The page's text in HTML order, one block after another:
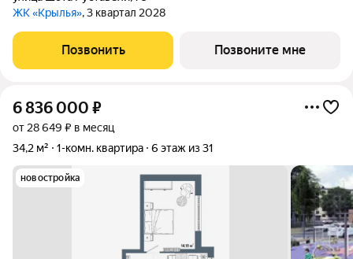
ЖК «Крылья», 3 квартал 2028
Позвонить Позвоните мне
6 836 000 ₽
от 28 649 ₽ в месяц
34,2 м²
1-комн. квартира 6 этаж из 31
новостройка